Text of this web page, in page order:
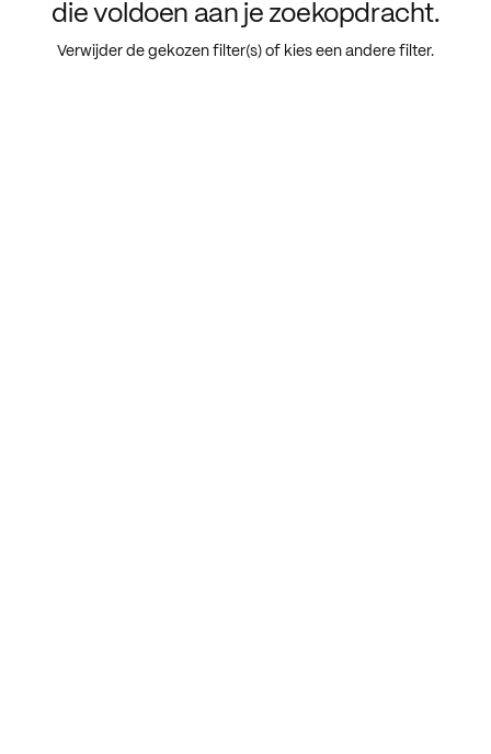
die voldoen aan je zoekopdracht.
Verwijder de gekozen filter(s) of kies een andere filter.